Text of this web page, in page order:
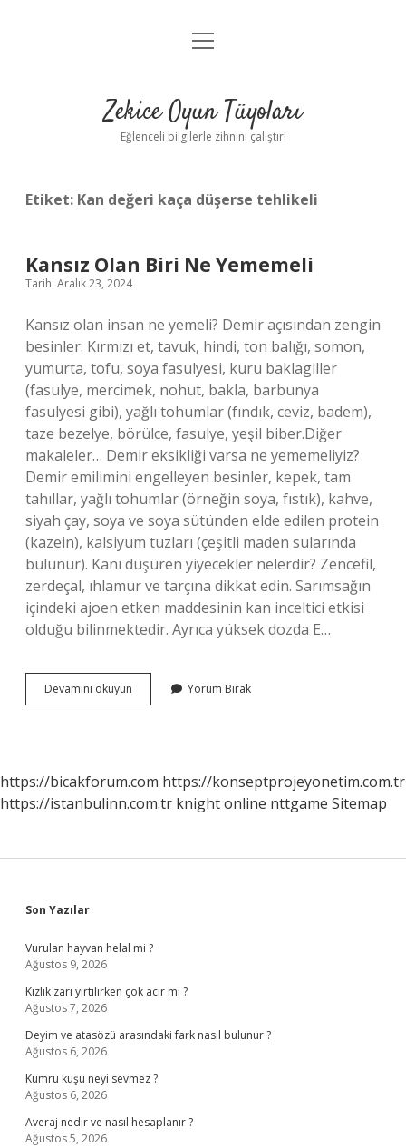
Anasayfa
Yasal Uyarı
menüyü
Zekice Oyun Tüyoları
Eğlenceli bilgilerle zihnini çalıştır!
Etiket: Kan değeri kaça düşerse tehlikeli
Kansız Olan Biri Ne Yememeli
Tarih: Aralık 23, 2024
Kansız olan insan ne yemeli? Demir açısından zengin
besinler: Kırmızı et, tavuk, hindi, ton balığı, somon,
yumurta, tofu, soya fasulyesi, kuru baklagiller
(fasulye, mercimek, nohut, bakla, barbunya
fasulyesi gibi), yağlı tohumlar (fındık, ceviz, badem),
taze bezelye, börülce, fasulye, yeşil biber.Diğer
makaleler… Demir eksikliği varsa ne yememeliyiz?
Demir emilimini engelleyen besinler, kepek, tam
tahıllar, yağlı tohumlar (örneğin soya, fıstık), kahve,
siyah çay, soya ve soya sütünden elde edilen protein
(kazein), kalsiyum tuzları (çeşitli maden sularında
bulunur). Kanı düşüren yiyecekler nelerdir? Zencefil,
zerdeçal, ıhlamur ve tarçına dikkat edin. Sarımsağın
içindeki ajoen etken maddesinin kan inceltici etkisi
olduğu bilinmektedir. Ayrıca yüksek dozda E…
Devamını okuyun
Olan
Yorum Bırak
https://bicakforum.com https://konseptprojeyonetim.com.tr
https://istanbulinn.com.tr knight online nttgame Sitemap
Sidebar
Son Yazılar
Vurulan hayvan helal mi ?
Ağustos 9, 2026
Kızlık zarı yırtılırken çok acır mı ?
Ağustos 7, 2026
Deyim ve atasözü arasındaki fark nasıl bulunur ?
Ağustos 6, 2026
Kumru kuşu neyi sevmez ?
Ağustos 6, 2026
Averaj nedir ve nasıl hesaplanır ?
Ağustos 5, 2026